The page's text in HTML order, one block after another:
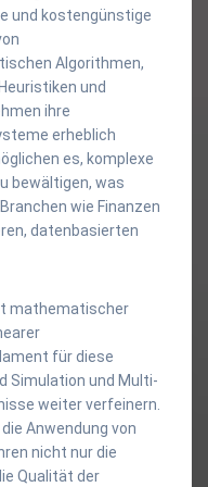
und kostengünstige
Algorithmen,
und
ihre
erheblich
es, komplexe
bewältigen, was
wie Finanzen
datenbasierten
mathematischer
für diese
Simulation und Multi-
weiter verfeinern.
Anwendung von
nicht nur die
Qualität der